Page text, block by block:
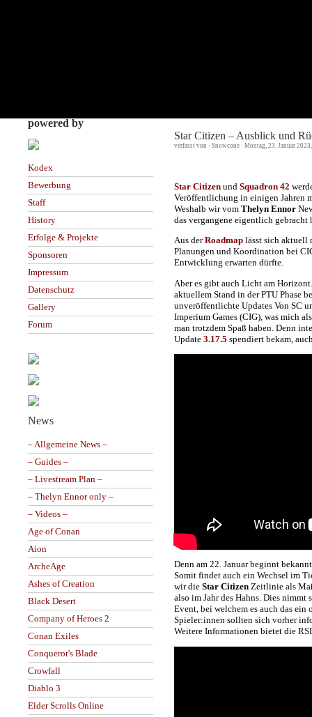
powered by
Kodex
Bewerbung
Staff
History
Erfolge & Projekte
Sponsoren
Impressum
Datenschutz
Gallery
Forum
News
– Allgemeine News –
– Guides –
– Livestream Plan –
– Thelyn Ennor only –
– Videos –
Age of Conan
Aion
ArcheAge
Ashes of Creation
Black Desert
Company of Heroes 2
Conan Exiles
Conqueror's Blade
Crowfall
Diablo 3
Elder Scrolls Online
Star Citizen – Ausblick und
verfasst von - Snowcone · Montag, 23. Januar
Star Citizen und Squadron 42
Veröffentlichung in einigen Jahren
Weshalb wir vom Thelyn Ennor
das vergangene eigentlich gebracht
Aus derRoadmap lässt sich aktuell
Planungen und Koordination bei
Entwicklung erwarten dürfte.
Aber es gibt auch Licht am
aktuellem Stand in der PTU Phase
unveröffentlichte Updates Von SC
Imperium Games (CIG), was mich
man trotzdem Spaß haben. Denn
Update 3.17.5 spendiert bekam,
Denn am 22. Januar beginnt
Somit findet auch ein Wechsel im
wir die Star Citizen Zeitlinie als
also im Jahr des Hahns. Dies
Event, bei welchem es auch das
Spieler:innen sollten sich vorher
Weitere Informationen bietet die